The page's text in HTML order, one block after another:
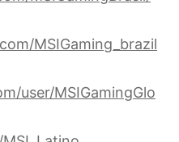
MSIGaming_brazil
user/MSIGamingGlo